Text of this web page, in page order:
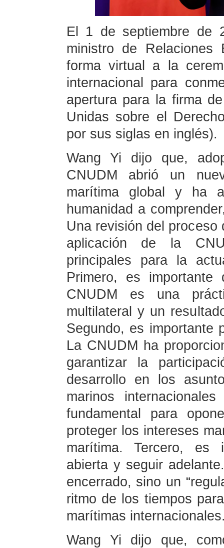
El 1 de septiembre de
ministro de Relaciones
forma virtual a la
internacional para
apertura para la firma
Unidas sobre el
por sus siglas en inglés).
Wang Yi dijo que,
CNUDM abrió un
marítima global y ha
humanidad a
Una revisión del
aplicación de la
principales para la
Primero, es importante
CNUDM es una
multilateral y un
Segundo, es importante
La CNUDM ha
garantizar la
desarrollo en los
marinos
fundamental para
proteger los intereses
marítima. Tercero, es
abierta y seguir
encerrado, sino un
ritmo de los tiempos
marítimas
Wang Yi dijo que,